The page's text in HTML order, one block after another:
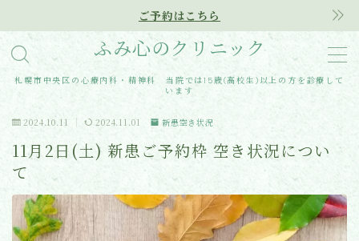
ご予約はこちら
ふみ心のクリニック
札幌市中央区の心療内科・精神科 当院では15歳(高校生)以上の方を診療して
います
MENU
Home
クリニック紹介
診療内容
アクセス
2024.10.11 2024.11.01 新患空き状況
11月2日(土) 新患ご予約枠 空き状況につい
て